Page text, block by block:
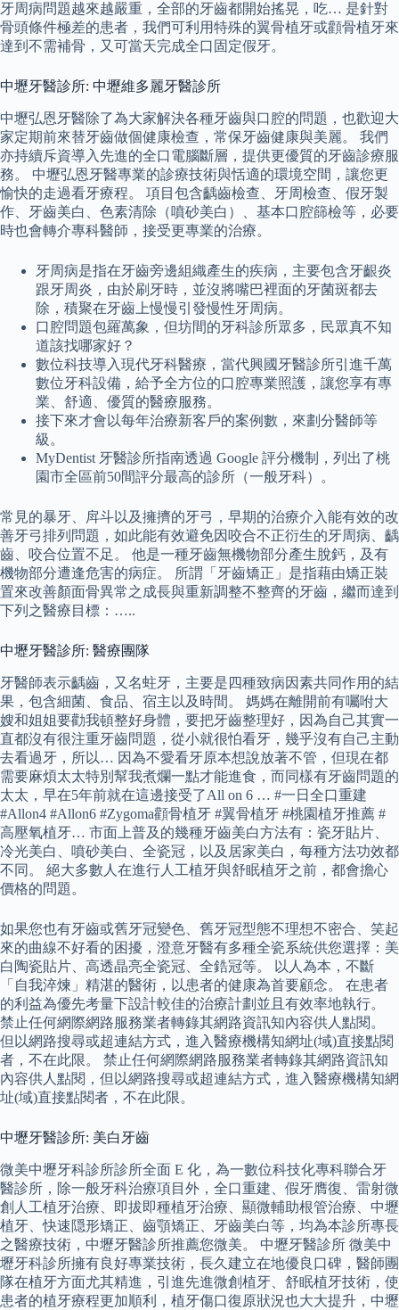
牙周病問題越來越嚴重，全部的牙齒都開始搖晃，吃… 是針對
骨頭條件極差的患者，我們可利用特殊的翼骨植牙或顴骨植牙來
達到不需補骨，又可當天完成全口固定假牙。
中壢牙醫診所: 中壢維多麗牙醫診所
中壢弘恩牙醫除了為大家解決各種牙齒與口腔的問題，也歡迎大
家定期前來替牙齒做個健康檢查，常保牙齒健康與美麗。 我們
亦持續斥資導入先進的全口電腦斷層，提供更優質的牙齒診療服
務。 中壢弘恩牙醫專業的診療技術與恬適的環境空間，讓您更
愉快的走過看牙療程。 項目包含齲齒檢查、牙周檢查、假牙製
作、牙齒美白、色素清除（噴砂美白）、基本口腔篩檢等，必要
時也會轉介專科醫師，接受更專業的治療。
牙周病是指在牙齒旁邊組織產生的疾病，主要包含牙齦炎
跟牙周炎，由於刷牙時，並沒將嘴巴裡面的牙菌斑都去
除，積聚在牙齒上慢慢引發慢性牙周病。
口腔問題包羅萬象，但坊間的牙科診所眾多，民眾真不知
道該找哪家好？
數位科技導入現代牙科醫療，當代興國牙醫診所引進千萬
數位牙科設備，給予全方位的口腔專業照護，讓您享有專
業、舒適、優質的醫療服務。
接下來才會以每年治療新客戶的案例數，來劃分醫師等
級。
MyDentist 牙醫診所指南透過 Google 評分機制，列出了桃
園市全區前50間評分最高的診所（一般牙科）。
常見的暴牙、戽斗以及擁擠的牙弓，早期的治療介入能有效的改
善牙弓排列問題，如此能有效避免因咬合不正衍生的牙周病、齲
齒、咬合位置不足。 他是一種牙齒無機物部分產生脫鈣，及有
機物部分遭逢危害的病症。 所謂「牙齒矯正」是指藉由矯正裝
置來改善顏面骨異常之成長與重新調整不整齊的牙齒，繼而達到
下列之醫療目標：…..
中壢牙醫診所: 醫療團隊
牙醫師表示齲齒，又名蛀牙，主要是四種致病因素共同作用的結
果，包含細菌、食品、宿主以及時間。 媽媽在離開前有囑咐大
嫂和姐姐要勸我頓整好身體，要把牙齒整理好，因為自己其實一
直都沒有很注重牙齒問題，從小就很怕看牙，幾乎沒有自己主動
去看過牙，所以… 因為不愛看牙原本想說放著不管，但現在都
需要麻煩太太特別幫我煮爛一點才能進食，而同樣有牙齒問題的
太太，早在5年前就在這邊接受了All on 6 … #一日全口重建
#Allon4 #Allon6 #Zygoma顴骨植牙 #翼骨植牙 #桃園植牙推薦 #
高壓氧植牙… 市面上普及的幾種牙齒美白方法有：瓷牙貼片、
冷光美白、噴砂美白、全瓷冠，以及居家美白，每種方法功效都
不同。 絕大多數人在進行人工植牙與舒眠植牙之前，都會擔心
價格的問題。
如果您也有牙齒或舊牙冠變色、舊牙冠型態不理想不密合、笑起
來的曲線不好看的困擾，澄意牙醫有多種全瓷系統供您選擇：美
白陶瓷貼片、高透晶亮全瓷冠、全鋯冠等。 以人為本，不斷
「自我淬煉」精湛的醫術，以患者的健康為首要顧念。 在患者
的利益為優先考量下設計較佳的治療計劃並且有效率地執行。
禁止任何網際網路服務業者轉錄其網路資訊知內容供人點閱。
但以網路搜尋或超連結方式，進入醫療機構知網址(域)直接點閱
者，不在此限。 禁止任何網際網路服務業者轉錄其網路資訊知
內容供人點閱，但以網路搜尋或超連結方式，進入醫療機構知網
址(域)直接點閱者，不在此限。
中壢牙醫診所: 美白牙齒
微美中壢牙科診所診所全面 E 化，為一數位科技化專科聯合牙
醫診所，除一般牙科治療項目外，全口重建、假牙膺復、雷射微
創人工植牙治療、即拔即種植牙治療、顯微輔助根管治療、中壢
植牙、快速隠形矯正、齒顎矯正、牙齒美白等，均為本診所專長
之醫療技術，中壢牙醫診所推薦您微美。 中壢牙醫診所 微美中
壢牙科診所擁有良好專業技術，長久建立在地優良口碑，醫師團
隊在植牙方面尤其精進，引進先進微創植牙、舒眠植牙技術，使
患者的植牙療程更加順利，植牙傷口復原狀況也大大提升，中壢